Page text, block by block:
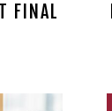
FINAL